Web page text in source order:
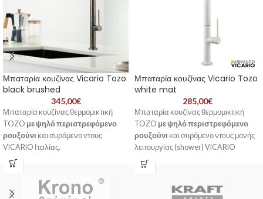
Μπαταρία κουζίνας Vicario Tozo
black brushed
345,00€
Μπαταρία κουζίνας θερμομικτική
TOZO με ψηλό περιστρεφόμενο
ρουξούνι και συρόμενο ντους
VICARIO Ιταλίας.
Μπαταρία κουζίνας Vicario Tozo
white mat
285,00€
Μπαταρία κουζίνας θερμομικτική
TOZO με ψηλό περιστρεφόμενο
ρουξούνι και συρόμενο ντους μονής
λειτουργίας (shower) VICARIO
Ιταλίας.